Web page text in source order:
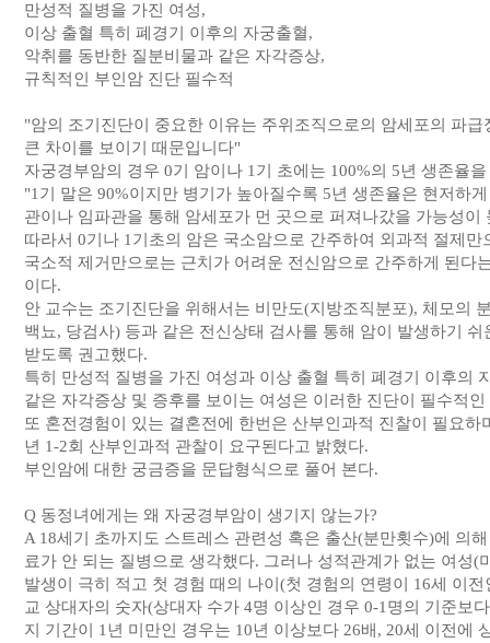
만성적 질병을 가진 여성,
이상 출혈 특히 폐경기 이후의 자궁출혈,
악취를 동반한 질분비물과 같은 자각증상,
규칙적인 부인암 진단 필수적
"암의 조기진단이 중요한 이유는 주위조직으로의 암세포의 파
큰 차이를 보이기 때문입니다"
자궁경부암의 경우 0기 암이나 1기 초에는 100%의 5년 생존율
"1기 말은 90%이지만 병기가 높아질수록 5년 생존율은 현저하
관이나 임파관을 통해 암세포가 먼 곳으로 퍼져나갔을 가능성이
따라서 0기나 1기초의 암은 국소암으로 간주하여 외과적 절제
국소적 제거만으로는 근치가 어려운 전신암으로 간주하게 된다
이다.
안 교수는 조기진단을 위해서는 비만도(지방조직분포), 체모의
백뇨, 당검사) 등과 같은 전신상태 검사를 통해 암이 발생하기
받도록 권고했다.
특히 만성적 질병을 가진 여성과 이상 출혈 특히 폐경기 이후의
같은 자각증상 및 증후를 보이는 여성은 이러한 진단이 필수적
또 혼전경험이 있는 결혼전에 한번은 산부인과적 진찰이 필요
년 1-2회 산부인과적 관찰이 요구된다고 밝혔다.
부인암에 대한 궁금증을 문답형식으로 풀어 본다.
Q 동정녀에게는 왜 자궁경부암이 생기지 않는가?
A 18세기 초까지도 스트레스 관련성 혹은 출산(분만횟수)에 의
료가 안 되는 질병으로 생각했다. 그러나 성적관계가 없는 여성
발생이 극히 적고 첫 경험 때의 나이(첫 경험의 연령이 16세 이
교 상대자의 숫자(상대자 수가 4명 이상인 경우 0-1명의 기준보
지 기간이 1년 미만인 경우는 10년 이상보다 26배, 20세 이전에